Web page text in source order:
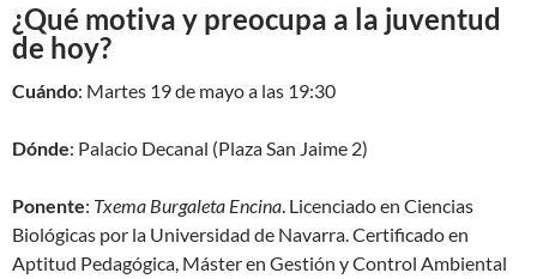
¿Qué motiva y preocupa a la juventud
de hoy?
Cuándo: Martes 19 de mayo a las 19:30
Dónde: Palacio Decanal (Plaza San Jaime 2)
Ponente: Txema Burgaleta Encina. Licenciado en Ciencias
Biológicas por la Universidad de Navarra. Certificado en
Aptitud Pedagógica, Máster en Gestión y Control Ambiental